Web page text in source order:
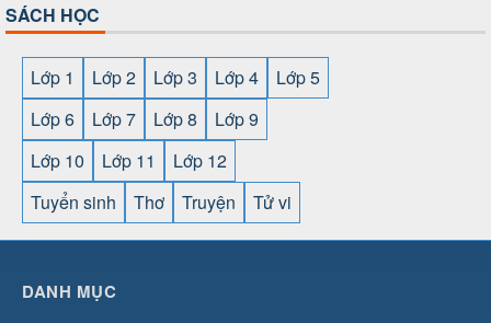
SÁCH HỌC
Lớp 1 Lớp 2 Lớp 3 Lớp 4
Lớp 5
Lớp 6
Lớp 7 Lớp 8
Lớp 9
Lớp 10
Lớp 11
Lớp 12
Tuyển sinh
Thơ Truyện Tử vi
cái OPEN88⇔
DANH MỤC